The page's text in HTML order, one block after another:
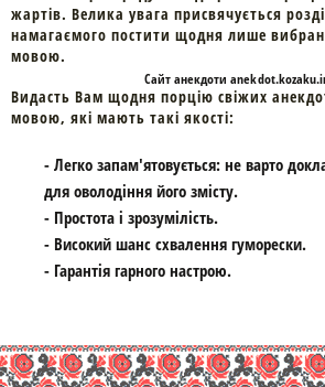
жартів. Велика увага присвячується
намагаємого постити щодня лише
мовою.
Cайтанекдоти
Видасть Вам щодня порцію свіжих
мовою, які мають такі якості:
- Легко запам'ятовується: не варто
для оволодіння його змісту.
- Простота і зрозумілість.
- Високий шанс схвалення гуморески.
- Гарантія гарного настрою.